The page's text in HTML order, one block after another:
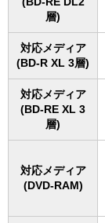
層)
対応メディア
(BD-R XL 3層)
対応メディア
(BD-RE XL 3
層)
対応メディア
(DVD-RAM)